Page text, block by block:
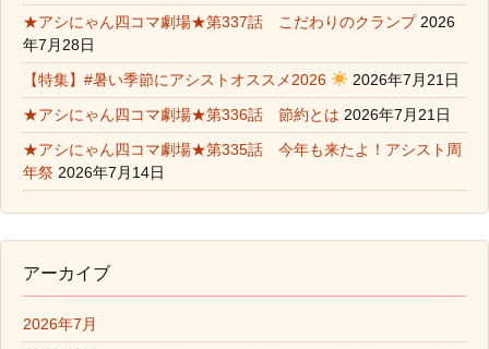
★アシにゃん四コマ劇場★第337話 こだわりのクランプ 2026
年7月28日
【特集】#暑い季節にアシストオススメ2026
2026年7月21日
★アシにゃん四コマ劇場★第336話 節約とは 2026年7月21日
★アシにゃん四コマ劇場★第335話 今年も来たよ！アシスト周
年祭 2026年7月14日
アーカイブ
2026年7月